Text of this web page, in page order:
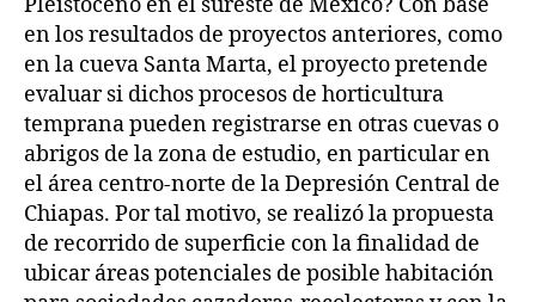
en los resultados de proyectos anteriores, como
en la cueva Santa Marta, el proyecto pretende
evaluar si dichos procesos de horticultura
temprana pueden registrarse en otras cuevas o
abrigos de la zona de estudio, en particular en
el área centro-norte de la Depresión Central de
Chiapas. Por tal motivo, se realizó la propuesta
de recorrido de superficie con la finalidad de
ubicar áreas potenciales de posible habitación